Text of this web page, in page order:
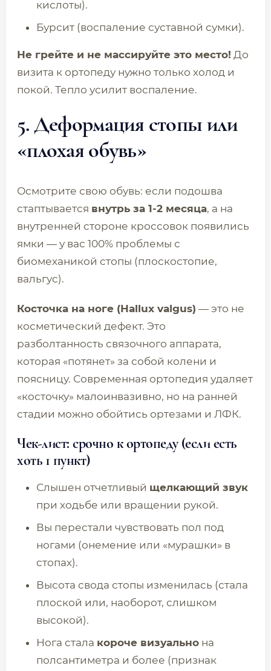
кислоты).
Бурсит (воспаление суставной сумки).
Не грейте и не массируйте это место! До
визита к ортопеду нужно только холод и
покой. Тепло усилит воспаление.
5. Деформация стопы или
«плохая обувь»
Осмотрите свою обувь: если подошва
стаптывается внутрь за 1-2 месяца, а на
внутренней стороне кроссовок появились
ямки — у вас 100% проблемы с
биомеханикой стопы (плоскостопие,
вальгус).
Косточка на ноге (Hallux valgus) — это не
косметический дефект. Это
разболтанность связочного аппарата,
которая «потянет» за собой колени и
поясницу. Современная ортопедия удаляет
«косточку» малоинвазивно, но на ранней
стадии можно обойтись ортезами и ЛФК.
Чек-лист: срочно к ортопеду (если есть
хоть 1 пункт)
Слышен отчетливый щелкающий звук
при ходьбе или вращении рукой.
Вы перестали чувствовать пол под
ногами (онемение или «мурашки» в
стопах).
Высота свода стопы изменилась (стала
плоской или, наоборот, слишком
высокой).
Нога стала короче визуально на
полсантиметра и более (признак